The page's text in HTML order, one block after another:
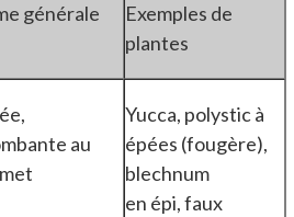
générale
Exemples de
plantes
au
Yucca, polystic à
épées (fougère),
blechnum
en épi, faux